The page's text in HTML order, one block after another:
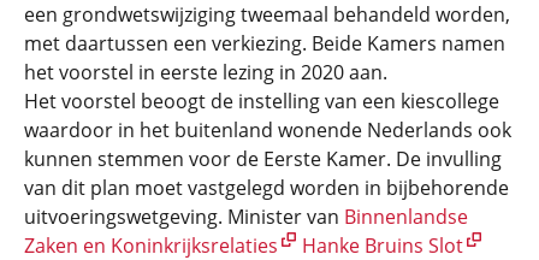
een grondwetswijziging tweemaal behandeld worden,
met daartussen een verkiezing. Beide Kamers namen
het voorstel in eerste lezing in 2020 aan.
Het voorstel beoogt de instelling van een kiescollege
waardoor in het buitenland wonende Nederlands ook
kunnen stemmen voor de Eerste Kamer. De invulling
van dit plan moet vastgelegd worden in bijbehorende
uitvoeringswetgeving. Minister van Binnenlandse
Zaken en Koninkrijksrelaties
Hanke Bruins Slot